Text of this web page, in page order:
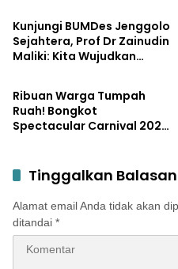
Karnaval Budaya
Kunjungi BUMDes Jenggolo
Sejahtera, Prof Dr Zainudin
Maliki: Kita Wujudkan
dengan Potensi Desa
Pemerintahan
Ribuan Warga Tumpah
Ruah! Bongkot
Spectacular Carnival 2026
Tinggalkan Balasan
Alamat email Anda tidak akan
ditandai *